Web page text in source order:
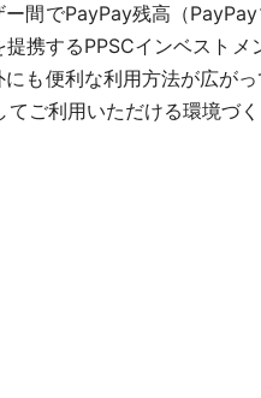
間でPayPay残高（
携するPPSCインベストメ
も便利な利用方法が広がっ
ご利用いただける環境づ